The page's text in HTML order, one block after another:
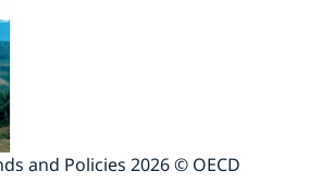
and Policies 2026 © OECD